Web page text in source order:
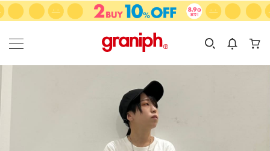
カテゴリーから探す
KIDS
カテゴリ
サイズ